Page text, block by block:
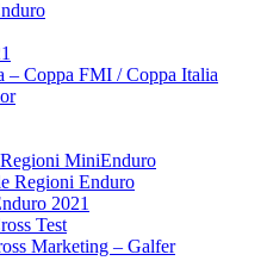
– Coppa FMI / Coppa Italia
MiniEnduro
Regioni Enduro
2021
Test
Marketing – Galfer